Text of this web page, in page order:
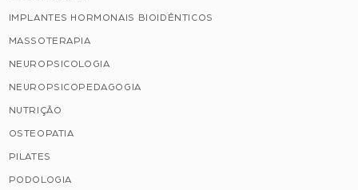
IMPLANTES HORMONAIS BIOIDÊNTICOS
MASSOTERAPIA
NEUROPSICOLOGIA
NEUROPSICOPEDAGOGIA
NUTRIÇÃO
OSTEOPATIA
PILATES
PODOLOGIA